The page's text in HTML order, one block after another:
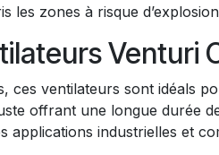
les zones à risque
Venturi
ces ventilateurs sont idéals
offrant une longue durée
applications industrielles et